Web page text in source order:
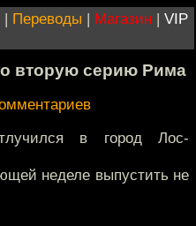
| Переводы | Магазин | VIP
вторую серию Рима
в город Лос-
неделе выпустить не